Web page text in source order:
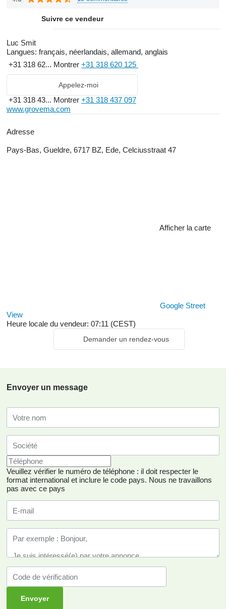
Suivre ce vendeur
Luc Smit
Langues: français, néerlandais, allemand, anglais
+31 318 62... Montrer +31 318 620 125
Appelez-moi
+31 318 43... Montrer +31 318 437 097
www.grovema.com
Adresse
Pays-Bas, Gueldre, 6717 BZ, Ede, Celciusstraat 47
Afficher la carte
Google Street
View
Heure locale du vendeur: 07:11 (CEST)
Demander un rendez-vous
Envoyer un message
Veuillez vérifier le numéro de téléphone : il doit respecter le
format international et inclure le code pays. Nous ne travaillons
pas avec ce pays